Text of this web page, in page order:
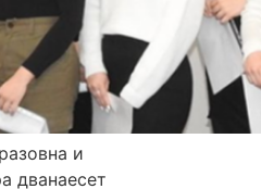
и
дванаесет